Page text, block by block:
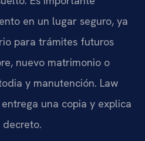
en un lugar seguro, ya
para trámites futuros
nuevo matrimonio o
y manutención. Law
entrega una copia y explica